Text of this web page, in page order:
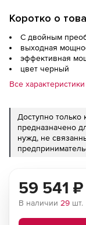
Коротко о
С двойным
выходная
эффективная
цвет черный
Все характеристики
Доступно
предназначено
нужд, не
59 541 ₽
В наличии 29 шт.